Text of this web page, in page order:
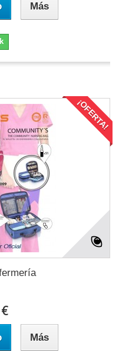
Más
¡OFERTA!
Más